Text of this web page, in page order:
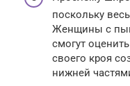
поскольку
Женщины с
смогут
своего кроя
нижней